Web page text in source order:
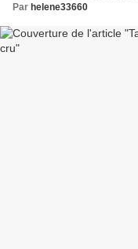
Par helene33660